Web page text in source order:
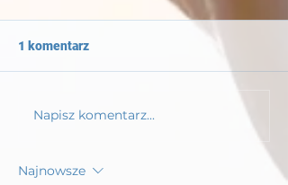
1 komentarz
Napisz komentarz...
Najnowsze